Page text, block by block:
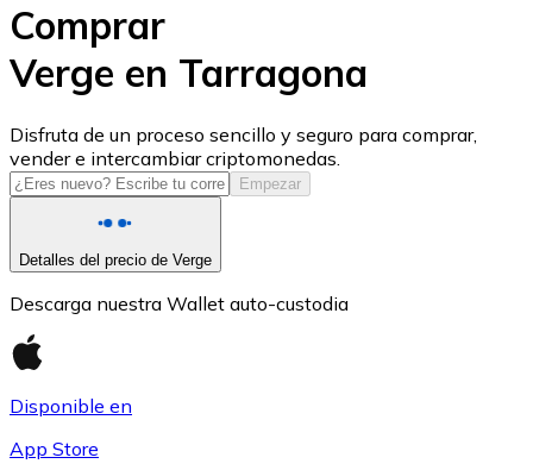
USD Coin
USDC
Comprar
Verge en Tarragona
Disfruta de un proceso sencillo y seguro para comprar,
vender e intercambiar criptomonedas.
Empezar
Detalles del precio de Verge
Descarga nuestra Wallet auto-custodia
Disponible en
App Store